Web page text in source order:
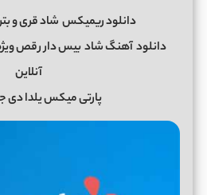
دانلود ریمیکس شاد قری و
دانلودآهنگ شادبیس دار رقص
آنلاین
پارتی میکس یلدا دی